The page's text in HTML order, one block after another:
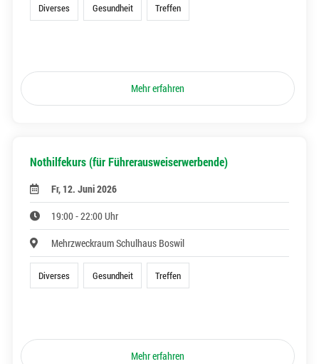
Diverses Gesundheit Treffen
Mehr erfahren
Nothilfekurs (für Führerausweiserwerbende)
Fr, 12. Juni 2026
19:00 - 22:00 Uhr
Mehrzweckraum Schulhaus Boswil
Diverses Gesundheit Treffen
Mehr erfahren